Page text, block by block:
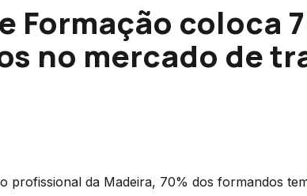
Formação coloca
no mercado de
profissional da Madeira, 70% dos formandos